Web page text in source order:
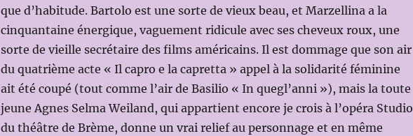
que d’habitude. Bartolo est une sorte de vieux beau, et Marzellina a la
cinquantaine énergique, vaguement ridicule avec ses cheveux roux, une
sorte de vieille secrétaire des films américains. Il est dommage que son air
du quatrième acte « Il capro e la capretta » appel à la solidarité féminine
ait été coupé (tout comme l’air de Basilio « In quegl’anni »), mais la toute
jeune Agnes Selma Weiland, qui appartient encore je crois à l’opéra Studio
du théâtre de Brème, donne un vrai relief au personnage et en même